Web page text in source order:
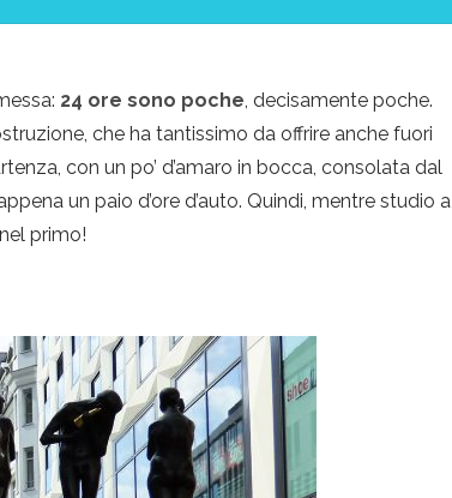
24 ore sono poche, decisamente poche.
che ha tantissimo da offrire anche fuori
con un po’ d’amaro in bocca, consolata dal
un paio d’ore d’auto. Quindi, mentre studio a
primo!